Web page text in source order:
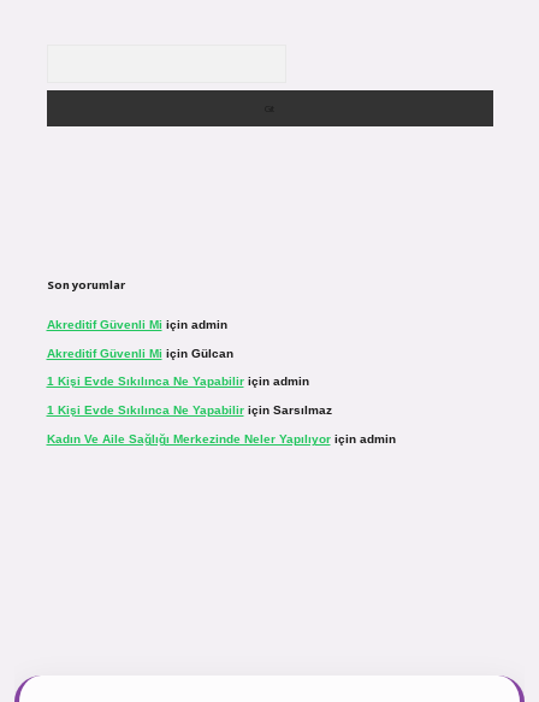
Son yorumlar
Akreditif Güvenli Mi için admin
Akreditif Güvenli Mi için Gülcan
1 Kişi Evde Sıkılınca Ne Yapabiliriçin admin
1 Kişi Evde Sıkılınca Ne Yapabiliriçin Sarsılmaz
Kadın Ve Aile Sağlığı Merkezinde Neler Yapılıyoriçin admin